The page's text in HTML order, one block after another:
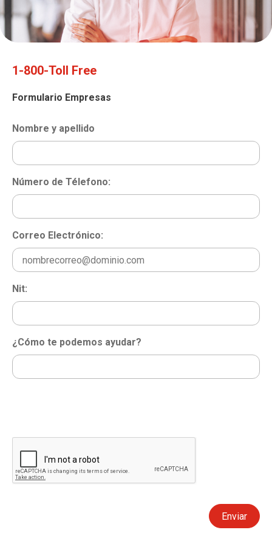
1-800-Toll Free
Formulario Empresas
Nombre y apellido
Número de Télefono:
Correo Electrónico:
Nit:
¿Cómo te podemos ayudar?
Enviar